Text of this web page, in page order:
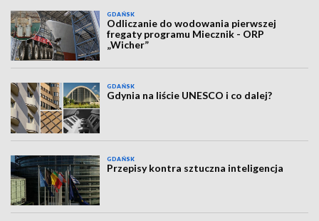
GDAŃSK
Odliczanie do wodowania pierwszej
fregaty programu Miecznik - ORP
„Wicher”
GDAŃSK
Gdynia na liście UNESCO i co dalej?
GDAŃSK
Przepisy kontra sztuczna inteligencja